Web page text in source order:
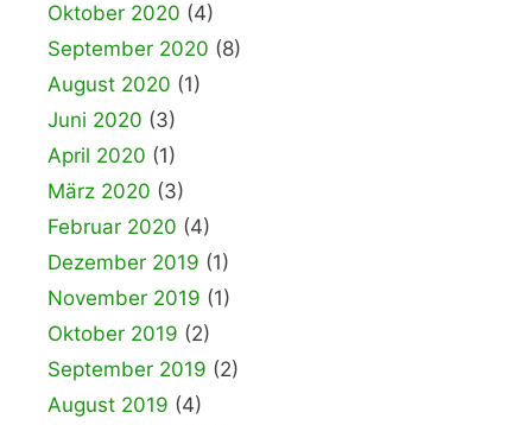
Oktober 2020 (4)
September 2020 (8)
August 2020 (1)
Juni 2020 (3)
April 2020 (1)
März 2020 (3)
Februar 2020 (4)
Dezember 2019 (1)
November 2019 (1)
Oktober 2019 (2)
September 2019 (2)
August 2019 (4)